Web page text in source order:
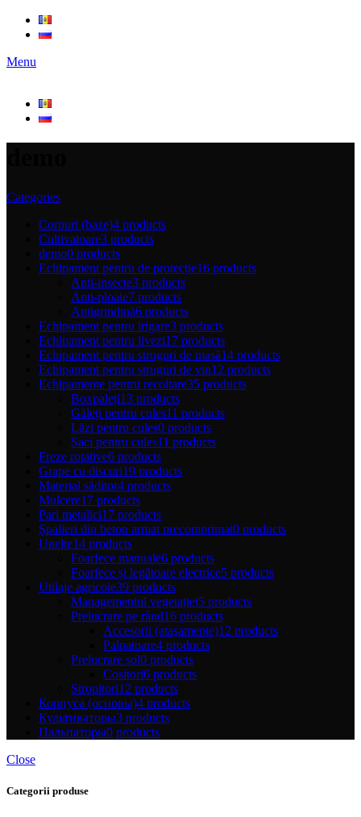
Menu
Categories
Corpuri (baze)4 products
Cultivatoare3 products
demo0 products
Echipament pentru de protecție16 products
Anti-insecte3 products
Anti-ploaie7 products
Antigrindină6 products
Echipament pentru irigare3 products
Echipament pentru livezi17 products
Echipament pentru struguri de masă14 products
Echipament pentru struguri de vin12 products
Echipamente pentru recoltare35 products
Boxpaleți13 products
Găleți pentru cules11 products
Lăzi pentru cules0 products
Saci pentru cules11 products
Freze rotative6 products
Grape cu discuri19 products
Material săditor4 products
Mulcere17 products
Pari metalici17 products
Șpalieri din beton armat precomprimat0 products
Unelte14 products
Foarfece manuale6 products
Foarfece și legătoare electrice5 products
Utilaje agricole39 products
Managementul vegetației5 products
Prelucrare pe rând16 products
Accesorii (atașamente)12 products
Palpatoare4 products
Prelucrare sol0 products
Cositori6 products
Stropitori12 products
Корпуса (основы)4 products
Культиваторы3 products
Пальпаторы0 products
Close
Categorii produse